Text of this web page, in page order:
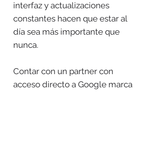
interfaz y actualizaciones
constantes hacen que estar al
día sea más importante que
nunca.
Contar con un partner con
acceso directo a Google marca